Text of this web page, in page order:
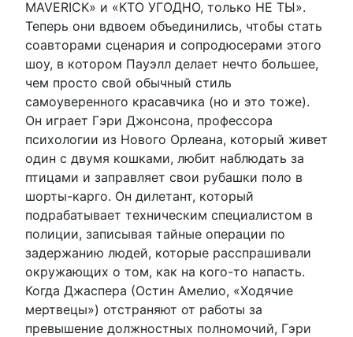
MAVERICK» и «КТО УГОДНО, только НЕ ТЫ».
Теперь они вдвоем объединились, чтобы стать
соавторами сценария и сопродюсерами этого
шоу, в котором Пауэлл делает нечто большее,
чем просто свой обычный стиль
самоуверенного красавчика (но и это тоже).
Он играет Гэри Джонсона, профессора
психологии из Нового Орлеана, который живет
один с двумя кошками, любит наблюдать за
птицами и заправляет свои рубашки поло в
шорты-карго. Он дилетант, который
подрабатывает техническим специалистом в
полиции, записывая тайные операции по
задержанию людей, которые расспрашивали
окружающих о том, как на кого-то напасть.
Когда Джаспера (Остин Амелио, «Ходячие
мертвецы») отстраняют от работы за
превышение должностных полномочий, Гэри